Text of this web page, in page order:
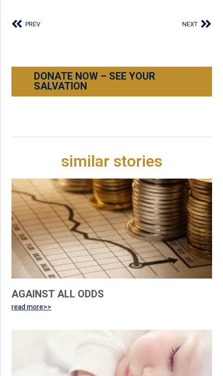
PREV NEXT
DONATE NOW – SEE YOUR
SALVATION
similar stories
AGAINST ALL ODDS
read more>>